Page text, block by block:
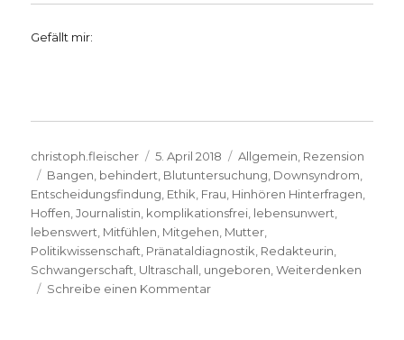
Gefällt mir:
Autor
christoph.fleischer
Veröffentlicht
am
5. April 2018 Kategorien
Allgemein, Rezension
Schlagwörter
Bangen, behindert, Blutuntersuchung, Downsyndrom,
Entscheidungsfindung, Ethik, Frau, Hinhören Hinterfragen,
Hoffen,Journalistin, komplikationsfrei, lebensunwert,
lebenswert, Mitfühlen, Mitgehen, Mutter,
Politikwissenschaft, Pränataldiagnostik, Redakteurin,
Schwangerschaft, Ultraschall, ungeboren,Weiterdenken
Schreibe einen Kommentarzu